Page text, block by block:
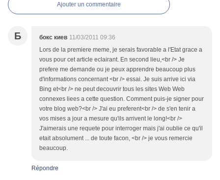
Ajouter un commentaire
Б бокс киев 11/03/2011 09:36
Lors de la premiere meme, je serais favorable a l'Etat grace a
vous pour cet article eclairant. En second lieu,<br /> Je
prefere me demande ou je peux apprendre beaucoup plus
d'informations concernant <br /> essai. Je suis arrive ici via
Bing et<br /> ne peut decouvrir tous les sites Web Web
connexes liees a cette question. Comment puis-je signer pour
votre blog web?<br /> J'ai eu preferent<br /> de s'en tenir a
vos mises a jour a mesure qu'ils arrivent le long!<br />
J'aimerais une requete pour interroger mais j'ai oublie ce qu'il
etait absolument ... de toute facon, <br /> je vous remercie
beaucoup.
Répondre